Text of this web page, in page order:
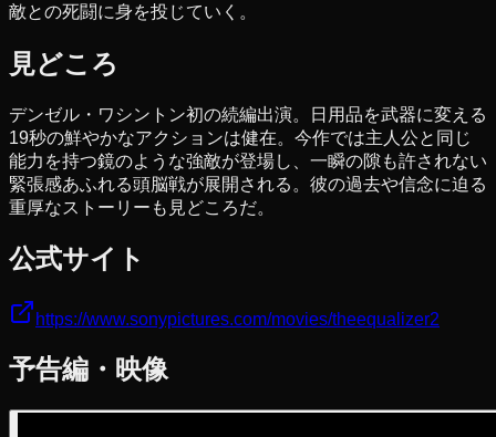
敵との死闘に身を投じていく。
見どころ
デンゼル・ワシントン初の続編出演。日用品を武器に変える
19秒の鮮やかなアクションは健在。今作では主人公と同じ
能力を持つ鏡のような強敵が登場し、一瞬の隙も許されない
緊張感あふれる頭脳戦が展開される。彼の過去や信念に迫る
重厚なストーリーも見どころだ。
公式サイト
https://www.sonypictures.com/movies/theequalizer2
予告編・映像